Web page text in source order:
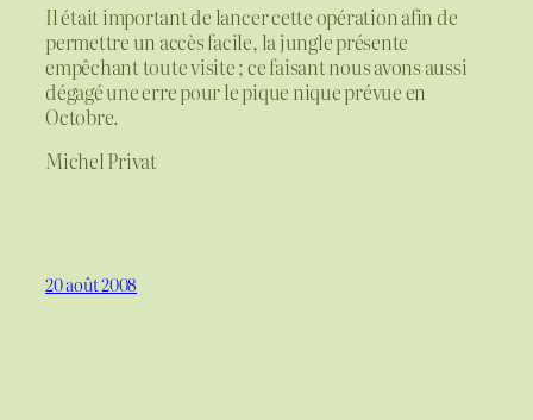
Il était important de lancer cette opération afin de
permettre un accès facile, la jungle présente
empêchant toute visite ; ce faisant nous avons aussi
dégagé une erre pour le pique nique prévue en
Octobre.
Michel Privat
20 août 2008